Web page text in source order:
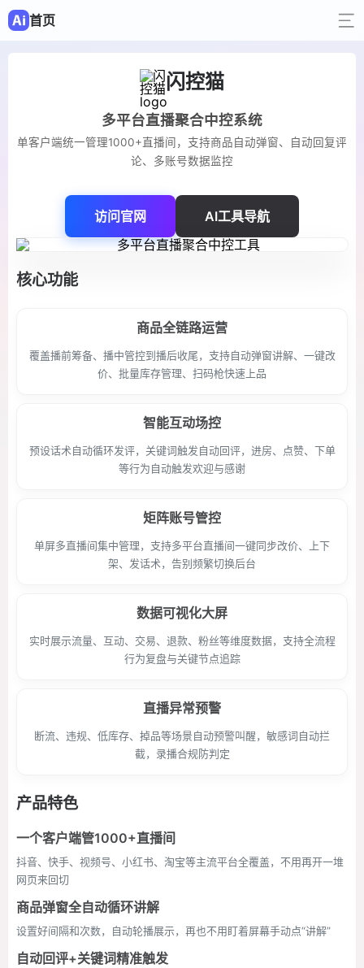
首页
闪控猫
多平台直播聚合中控系统
单客户端统一管理1000+直播间，支持商品自动弹窗、自动回复评
论、多账号数据监控
访问官网 AI工具导航
核心功能
商品全链路运营
覆盖播前筹备、播中管控到播后收尾，支持自动弹窗讲解、一键改
价、批量库存管理、扫码枪快速上品
智能互动场控
预设话术自动循环发评，关键词触发自动回评，进房、点赞、下单
等行为自动触发欢迎与感谢
矩阵账号管控
单屏多直播间集中管理，支持多平台直播间一键同步改价、上下
架、发话术，告别频繁切换后台
数据可视化大屏
实时展示流量、互动、交易、退款、粉丝等维度数据，支持全流程
行为复盘与关键节点追踪
直播异常预警
断流、违规、低库存、掉品等场景自动预警叫醒，敏感词自动拦
截，录播合规防判定
产品特色
一个客户端管1000+直播间
抖音、快手、视频号、小红书、淘宝等主流平台全覆盖，不用再开一堆
网页来回切
商品弹窗全自动循环讲解
设置好间隔和次数，自动轮播展示，再也不用盯着屏幕手动点“讲解”
自动回评+关键词精准触发